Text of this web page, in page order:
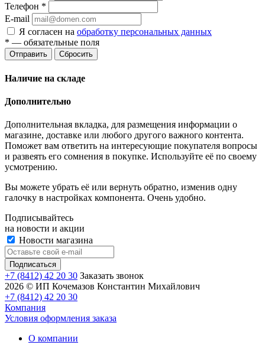
Телефон *
E-mail
Я согласен на обработку персональных данных
* — обязательные поля
Отправить Сбросить
Наличие на складе
Дополнительно
Дополнительная вкладка, для размещения информации о
магазине, доставке или любого другого важного контента.
Поможет вам ответить на интересующие покупателя вопросы
и развеять его сомнения в покупке. Используйте её по своему
усмотрению.
Вы можете убрать её или вернуть обратно, изменив одну
галочку в настройках компонента. Очень удобно.
Подписывайтесь
на новости и акции
Новости магазина
+7 (8412) 42 20 30 Заказать звонок
2026 © ИП Кочемазов Константин Михайлович
+7 (8412) 42 20 30
Компания
Условия оформления заказа
О компании